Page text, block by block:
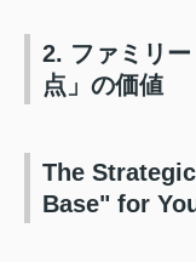
2. ファミリ
点」の価値
The
Base" for